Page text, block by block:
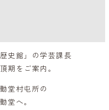
史館」の学芸課長
期をご案内。
堂村屯所の
堂へ。